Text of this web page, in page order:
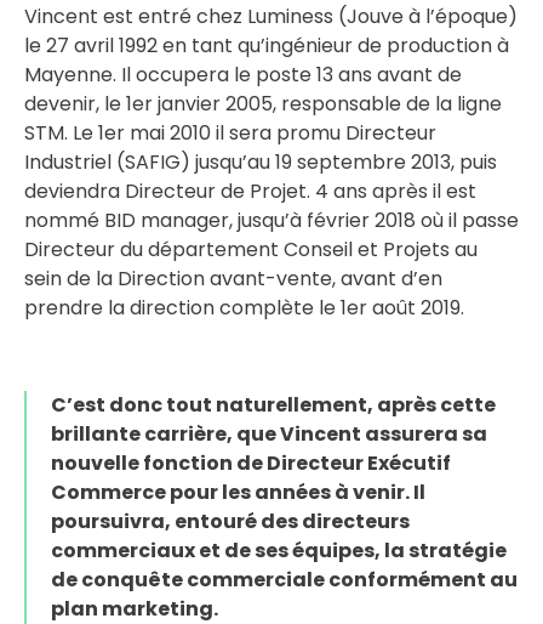
Vincent est entré chez Luminess (Jouve à l’époque)
le 27 avril 1992 en tant qu’ingénieur de production à
Mayenne. Il occupera le poste 13 ans avant de
devenir, le 1er janvier 2005, responsable de la ligne
STM. Le 1er mai 2010 il sera promu Directeur
Industriel (SAFIG) jusqu’au 19 septembre 2013, puis
deviendra Directeur de Projet. 4 ans après il est
nommé BID manager, jusqu’à février 2018 où il passe
Directeur du département Conseil et Projets au
sein de la Direction avant-vente, avant d’en
prendre la direction complète le 1er août 2019.
C’est donc tout naturellement, après cette
brillante carrière, que Vincent assurera sa
nouvelle fonction de Directeur Exécutif
Commerce pour les années à venir. Il
poursuivra, entouré des directeurs
commerciaux et de ses équipes, la stratégie
de conquête commerciale conformément au
plan marketing.